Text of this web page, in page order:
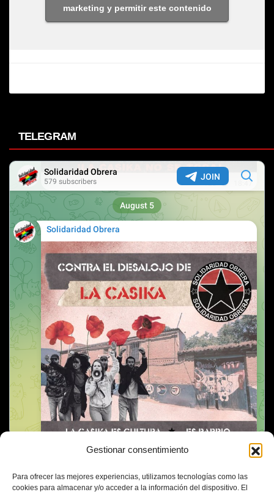
Gestionar consentimiento
Para ofrecer las mejores experiencias, utilizamos tecnologías como las
cookies para almacenar y/o acceder a la información del dispositivo. El
marketing y permitir este contenido
TELEGRAM